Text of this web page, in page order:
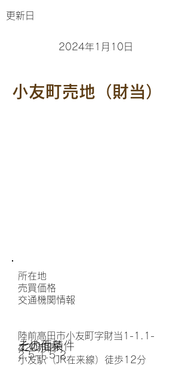
更新日
2024年1月10日
小友町売地（財当）
その他条件
土地面積
交通機関情報
小友駅（JR在来線）徒歩12分
​売買価格
420万円
所在地
陸前高田市小友町字財当1-1.1-
2.5-1.5-2